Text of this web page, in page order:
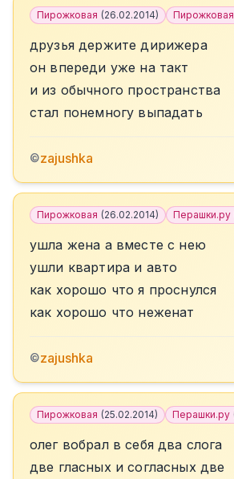
Пирожковая (26.02.2014) Пирожковая
друзья держите дирижера
он впереди уже на такт
и из обычного пространства
стал понемногу выпадать
©zajushka
Пирожковая (26.02.2014) Перашки.ру
ушла жена а вместе с нею
ушли квартира и авто
как хорошо что я проснулся
как хорошо что неженат
©zajushka
Пирожковая (25.02.2014) Перашки.ру
олег вобрал в себя два слога
две гласных и согласных две